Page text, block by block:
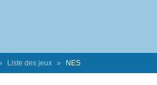
Liste des jeux NES